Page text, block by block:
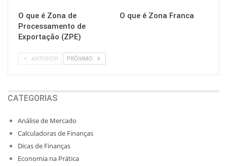
O que é Zona de
Processamento de
Exportação (ZPE)
O que é Zona Franca
ANTERIOR PRÓXIMO
CATEGORIAS
Análise de Mercado
Calculadoras de Finanças
Dicas de Finanças
Economia na Prática